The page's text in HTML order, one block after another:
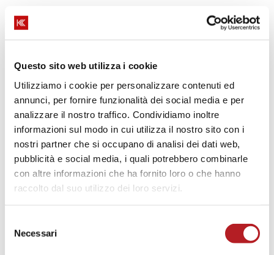
Questo sito web utilizza i cookie
Utilizziamo i cookie per personalizzare contenuti ed
annunci, per fornire funzionalità dei social media e per
analizzare il nostro traffico. Condividiamo inoltre
informazioni sul modo in cui utilizza il nostro sito con i
nostri partner che si occupano di analisi dei dati web,
pubblicità e social media, i quali potrebbero combinarle
con altre informazioni che ha fornito loro o che hanno
raccolto dal suo utilizzo dei loro servizi.
delNecessari
FT SYSTEM
Via Emilia Ovest, 1617 - 41123 Modena (MO)
05321890384